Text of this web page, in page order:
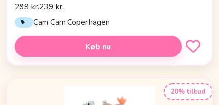
299 kr.239 kr.
Cam Cam Copenhagen
Køb nu
20% tilbud